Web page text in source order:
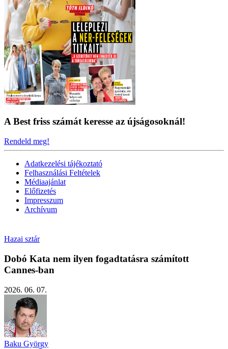
A Best friss számát keresse az újságosoknál!
Rendeld meg!
Adatkezelési tájékoztató
Felhasználási Feltételek
Médiaajánlat
Előfizetés
Impresszum
Archívum
Hazai sztár
Dobó Kata nem ilyen fogadtatásra számított
Cannes-ban
2026. 06. 07.
Baku György